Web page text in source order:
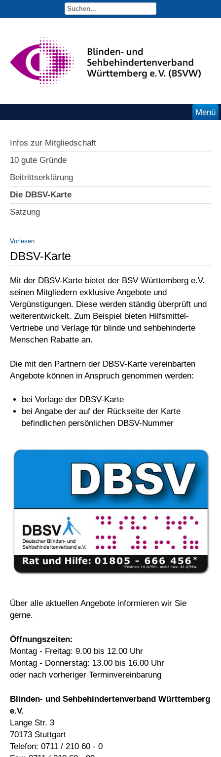
Menü
Infos zur Mitgliedschaft
10 gute Gründe
Beitrittserklärung
Die DBSV-Karte
Satzung
Vorlesen
DBSV-Karte
Mit der DBSV-Karte bietet der BSV Württemberg e.V.
seinen Mitgliedern exklusive Angebote und
Vergünstigungen. Diese werden ständig überprüft und
weiterentwickelt. Zum Beispiel bieten Hilfsmittel-
Vertriebe und Verlage für blinde und sehbehinderte
Menschen Rabatte an.
Die mit den Partnern der DBSV-Karte vereinbarten
Angebote können in Anspruch genommen werden:
bei Vorlage der DBSV-Karte
bei Angabe der auf der Rückseite der Karte
befindlichen persönlichen DBSV-Nummer
Über alle aktuellen Angebote informieren wir Sie
gerne.
Öffnungszeiten:
Montag - Freitag: 9.00 bis 12.00 Uhr
Montag - Donnerstag: 13.00 bis 16.00 Uhr
oder nach vorheriger Terminvereinbarung
Blinden- und Sehbehindertenverband Württemberg
e.V.
Lange Str. 3
70173 Stuttgart
Telefon: 0711 / 210 60 - 0